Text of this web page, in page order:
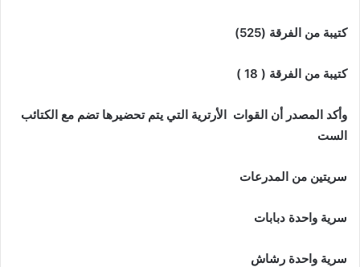
كتيبة من الفرقة (525)
كتيبة من الفرقة ( 18 )
وأكد المصدر أن القوات الأرترية التي يتم تحضيرها تضم مع الكتائب
الست
سريتين من المدرعات
سرية واحدة دبابات
سرية واحدة رشاش